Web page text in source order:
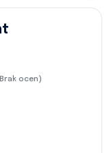
ocen)